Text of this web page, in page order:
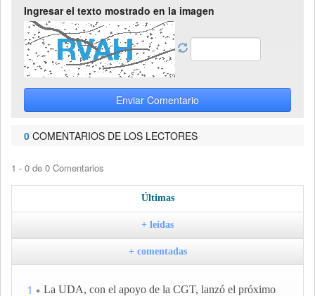
Ingresar el texto mostrado en la imagen
Enviar Comentario
0 COMENTARIOS DE LOS LECTORES
1 - 0 de 0 Comentarios
Últimas
+ leídas
+ comentadas
1 La UDA, con el apoyo de la CGT, lanzó el próximo